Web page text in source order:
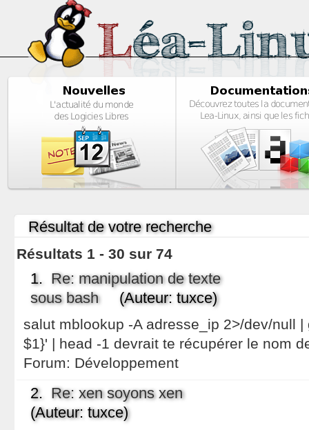
Résultat de votre recherche
Résultats 1 - 30 sur 74
1. Re: manipulation de texte
sous bash(Auteur: tuxce)
salut mblookup -A adresse_ip 2>/dev/null |
$1}' | head -1 devrait te récupérer le nom
Forum: Développement
2. Re: xen soyons xen
(Auteur: tuxce)